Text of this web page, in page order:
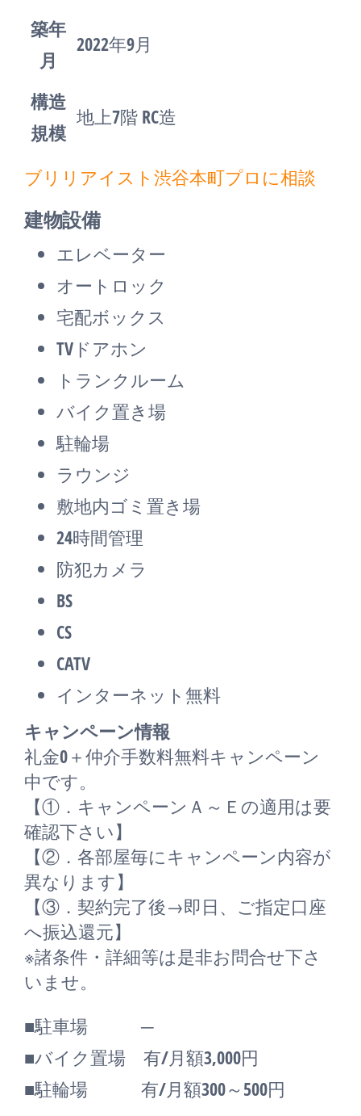
築年
月
2022年9月
構造
規模
地上7階 RC造
ブリリアイスト渋谷本町プロに相談
建物設備
エレベーター
オートロック
宅配ボックス
TVドアホン
トランクルーム
バイク置き場
駐輪場
ラウンジ
敷地内ゴミ置き場
24時間管理
防犯カメラ
BS
CS
CATV
インターネット無料
キャンペーン情報
礼金0＋仲介手数料無料キャンペーン
中です。
【①．キャンペーンＡ～Ｅの適用は要
確認下さい】
【②．各部屋毎にキャンペーン内容が
異なります】
【③．契約完了後→即日、ご指定口座
へ振込還元】
※諸条件・詳細等は是非お問合せ下さ
いませ。
■駐車場 ─
■バイク置場 有/月額3,000円
■駐輪場 有/月額300～500円